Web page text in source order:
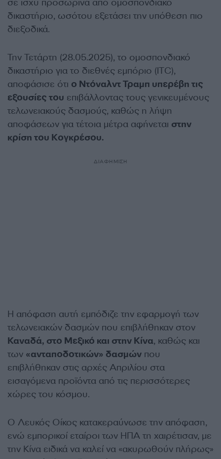
δικαστήριο, ωσότου εξετάσει την υπόθεση πιο
διεξοδικά.
Την Τετάρτη (28.05.2025), το ομοσπονδιακό
δικαστήριο για το διεθνές εμπόριο (ITC),
αποφάσισε ότι ο Ντόναλντ Τραμπ υπερέβη τις
εξουσίες του επιβάλλοντας τους γενικευμένους
τελωνειακούς δασμούς, καθώς η λήψη
αποφάσεων για τέτοια μέτρα αφήνεται στην
κρίση του Κογκρέσου.
ΔΙΑΦΗΜΙΣΗ
Η απόφαση αυτή εμπόδιζε την εφαρμογή των
τελωνειακών δασμών που επιβλήθηκαν στον
Καναδά, στο Μεξικό και στην Κίνα, καθώς και
των «ανταποδοτικών» δασμών που
επιβλήθηκαν στις αρχές Απριλίου στα
εισαγόμενα προϊόντα από τις περισσότερες
χώρες του κόσμου.
Ο Λευκός Οίκος κατακεραύνωσε την απόφαση,
ενώ εμπορικοί εταίροι των ΗΠΑ τη χαιρέτισαν, με
την Κίνα ειδικά να καλεί να «ακυρωθούν πλήρως»